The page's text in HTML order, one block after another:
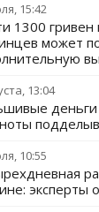
15:42
1300 гривен
может
13:04
деньги
10:55
эксперты